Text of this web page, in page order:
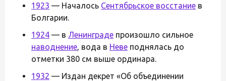
1923 — Началось Сентябрьское восстание в
Болгарии.
1924 — в Ленинграде произошло сильное
наводнение, вода в Неве поднялась до
отметки 380 см выше ординара.
1932 — Издан декрет «Об объединении